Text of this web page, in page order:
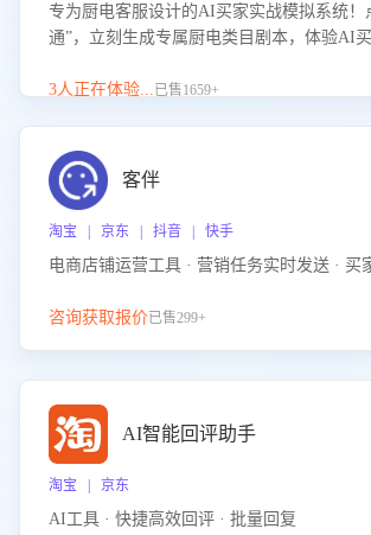
专为厨电客服设计的AI买家实战模拟系统！
通”，立刻生成专属厨电类目剧本，体验AI
实场景应对技巧！
3人正在体验...已售1659+
客伴
淘宝 | 京东 | 抖音 | 快手
电商店铺运营工具 · 营销任务实时发送 · 买
咨询获取报价已售299+
AI智能回评助手
淘宝 | 京东
AI工具 · 快捷高效回评 · 批量回复